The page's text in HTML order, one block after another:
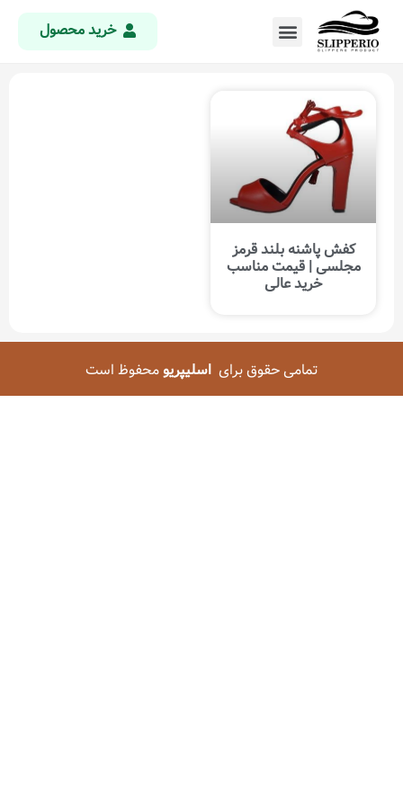
خرید محصول
کفش پاشنه بلند قرمز
مجلسی | قیمت مناسب
خرید عالی
تمامی حقوق برایاسلیپریومحفوظ است